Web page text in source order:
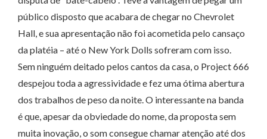
público disposto que acabara de chegar no Chevrolet
Hall, e sua apresentação não foi acometida pelo cansaço
da platéia – até o New York Dolls sofreram com isso.
Sem ninguém deitado pelos cantos da casa, o Project 666
despejou toda a agressividade e fez uma ótima abertura
dos trabalhos de peso da noite. O interessante na banda
é que, apesar da obviedade do nome, da proposta sem
muita inovação, o som consegue chamar atenção até dos